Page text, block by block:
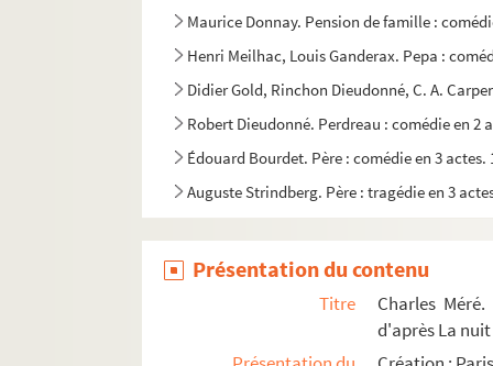
Maurice Donnay. Pension de famille :
Henri Meilhac, Louis Ganderax. Pepa :
Didier Gold, Rinchon Dieudonné, C. A.
Robert Dieudonné. Perdreau : comédie en 2
Édouard Bourdet. Père : comédie en 3 actes.
Auguste Strindberg. Père : tragédie en 3
Ernest Depré, Paul Charton. Père naturel :
Alexandre Dumas fils. Un père prodigue :
William Shakespeare. Périclès, prince de
Présentation du contenu
Titre
Charles
d'après La